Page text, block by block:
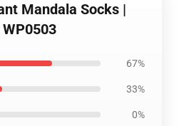
Mandala Socks |
67%
33%
0%